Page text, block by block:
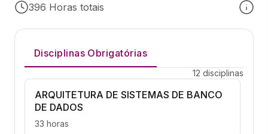
396 Horas totais
Disciplinas Obrigatórias
12 disciplinas
ARQUITETURA DE SISTEMAS DE BANCO
DE DADOS
33 horas